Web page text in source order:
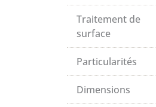
Traitement de
surface
Particularités
Dimensions